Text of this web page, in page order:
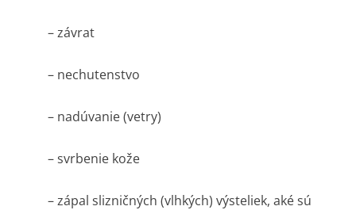
– závrat
– nechutenstvo
– nadúvanie (vetry)
– svrbenie kože
– zápal slizničných (vlhkých) výsteliek, aké sú